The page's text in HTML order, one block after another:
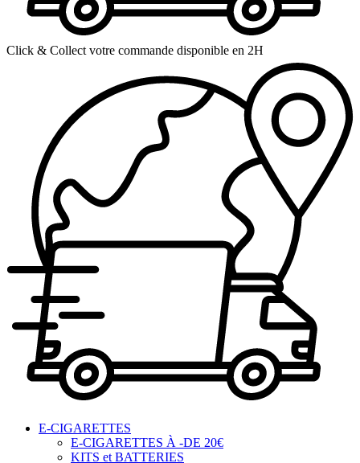
Click & Collect votre commande disponible en 2H
E-CIGARETTES
E-CIGARETTES À -DE 20€
KITS et BATTERIES